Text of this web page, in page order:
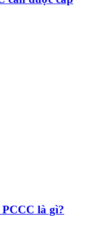
là gì?